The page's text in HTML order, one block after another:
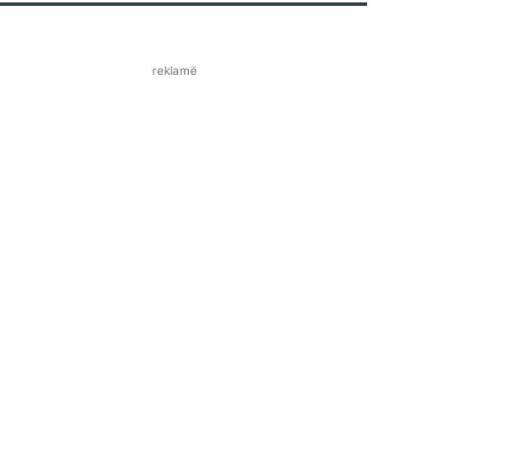
reklamë